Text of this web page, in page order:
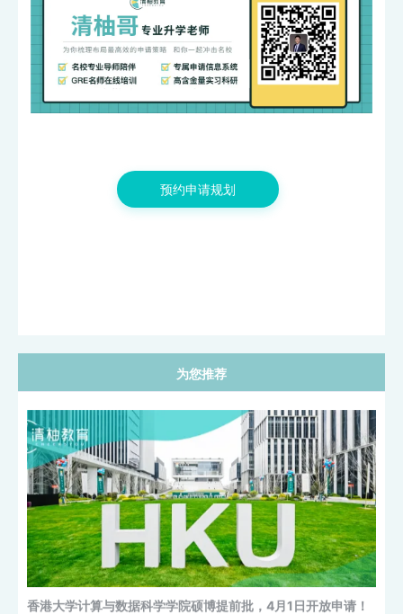
预约申请规划
为您推荐
清柚假期感恩回馈 | 1v1面对面留学规划，上门咨询赠奶茶
香港大学计算与数据科学学院硕博提前批，4月1日开放申请！